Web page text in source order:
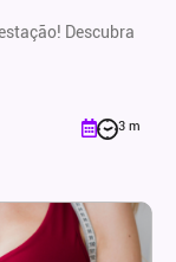
Descubra
3 m